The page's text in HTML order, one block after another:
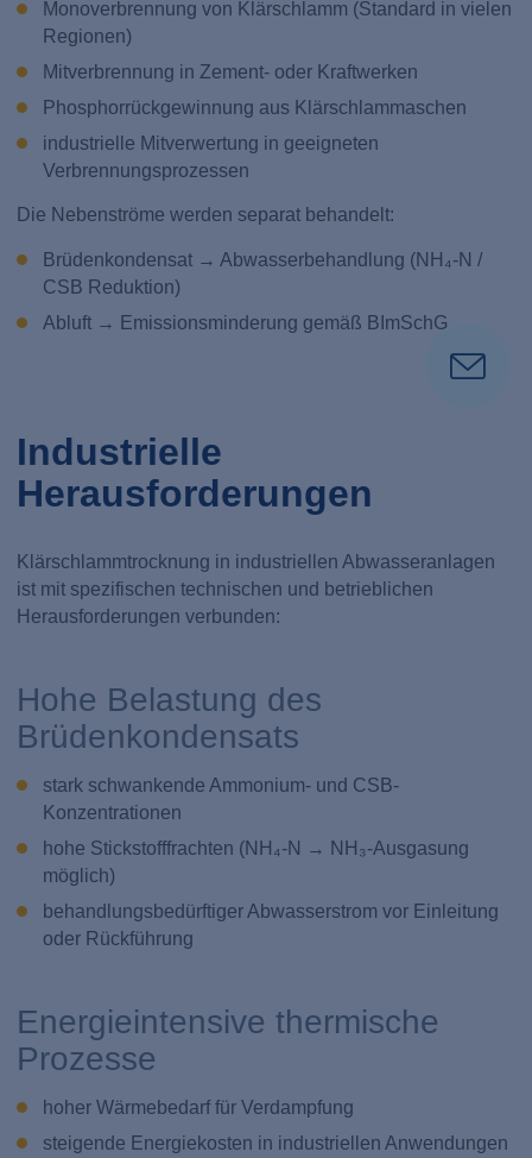
Monoverbrennung von Klärschlamm (Standard in vielen
Regionen)
Mitverbrennung in Zement- oder Kraftwerken
Phosphorrückgewinnung aus Klärschlammaschen
industrielle Mitverwertung in geeigneten
Verbrennungsprozessen
Die Nebenströme werden separat behandelt:
Brüdenkondensat → Abwasserbehandlung (NH₄-N /
CSB Reduktion)
Abluft → Emissionsminderung gemäß BImSchG
Industrielle
Herausforderungen
Klärschlammtrocknung in industriellen Abwasseranlagen
ist mit spezifischen technischen und betrieblichen
Herausforderungen verbunden:
Hohe Belastung des
Brüdenkondensats
stark schwankende Ammonium- und CSB-
Konzentrationen
hohe Stickstofffrachten (NH₄-N → NH₃-Ausgasung
möglich)
behandlungsbedürftiger Abwasserstrom vor Einleitung
oder Rückführung
Energieintensive thermische
Prozesse
hoher Wärmebedarf für Verdampfung
steigende Energiekosten in industriellen Anwendungen